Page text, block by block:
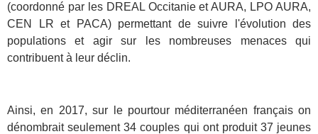
(coordonné par les DREAL Occitanie et AURA, LPO AURA,
CEN LR et PACA) permettant de suivre l'évolution des
populations et agir sur les nombreuses menaces qui
contribuent à leur déclin.
Ainsi, en 2017, sur le pourtour méditerranéen français on
dénombrait seulement 34 couples qui ont produit 37 jeunes